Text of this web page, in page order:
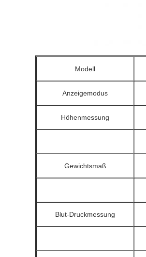
Modell
Anzeigemodus
Höhenmessung
Gewichtsmaß
Blut-Druckmessung